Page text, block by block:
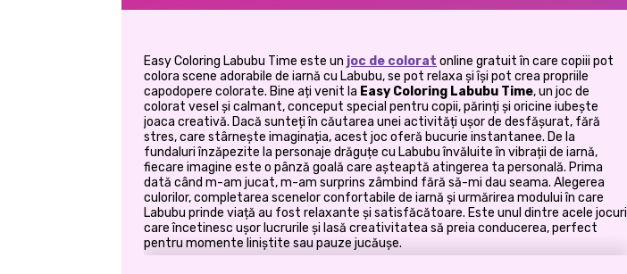
Easy Coloring Labubu Time este un joc de colorat online gratuit în care copiii pot
colora scene adorabile de iarnă cu Labubu, se pot relaxa și își pot crea propriile
capodopere colorate. Bine ați venit la Easy Coloring Labubu Time, un joc de
colorat vesel și calmant, conceput special pentru copii, părinți și oricine iubește
joaca creativă. Dacă sunteți în căutarea unei activități ușor de desfășurat, fără
stres, care stârnește imaginația, acest joc oferă bucurie instantanee. De la
fundaluri înzăpezite la personaje drăguțe cu Labubu învăluite în vibrații de iarnă,
fiecare imagine este o pânză goală care așteaptă atingerea ta personală. Prima
dată când m-am jucat, m-am surprins zâmbind fără să-mi dau seama. Alegerea
culorilor, completarea scenelor confortabile de iarnă și urmărirea modului în care
Labubu prinde viață au fost relaxante și satisfăcătoare. Este unul dintre acele jocuri
care încetinesc ușor lucrurile și lasă creativitatea să preia conducerea, perfect
pentru momente liniștite sau pauze jucăușe.